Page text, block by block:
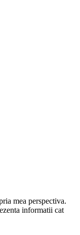
mea perspectiva.
informatii cat